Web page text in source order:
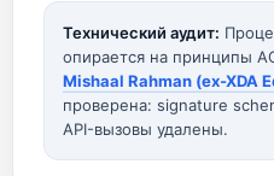
Технический аудит:
опирается на принципы
Mishaal Rahman (ex-XDA
проверена: signature
API-вызовы удалены.